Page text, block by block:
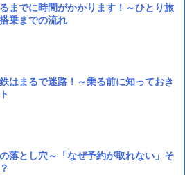
までに時間がかかります！～ひとり旅
乗までの流れ
はまるで迷路！～乗る前に知っておき
落とし穴～「なぜ予約が取れない」そ